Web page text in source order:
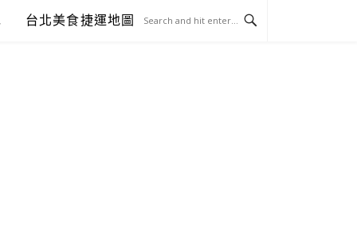
台北美食捷運地圖